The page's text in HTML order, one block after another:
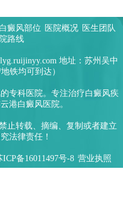
白癜风部位 医院概况 医生团队
路线
lyg.ruijinyy.com 地址：苏州吴中
铁均可到达）
专科医院。专注治疗白癜风疾
港白癜风医院。
止转载、摘编、复制或者建立
法律责任！
ICP备16011497号-8 营业执照